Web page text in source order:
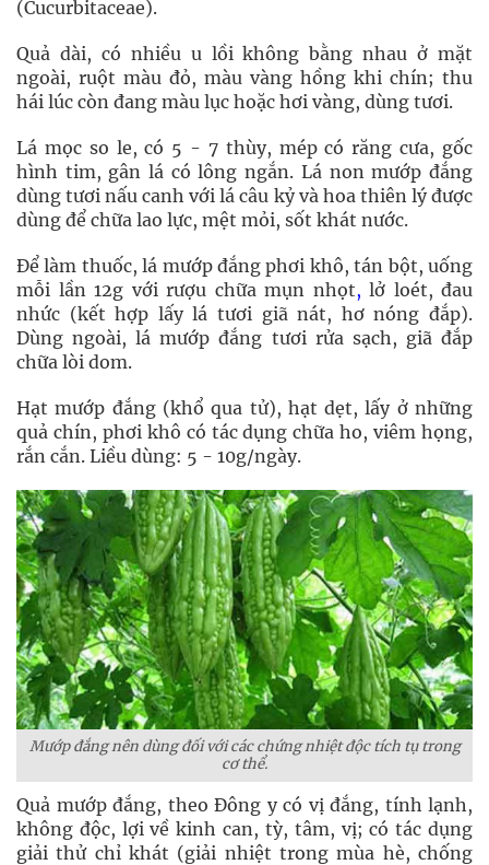
(Cucurbitaceae).
Quả dài, có nhiều u lồi không bằng nhau ở mặt
ngoài, ruột màu đỏ, màu vàng hồng khi chín; thu
hái lúc còn đang màu lục hoặc hơi vàng, dùng tươi.
Lá mọc so le, có 5 - 7 thùy, mép có răng cưa, gốc
hình tim, gân lá có lông ngắn. Lá non mướp đắng
dùng tươi nấu canh với lá câu kỷ và hoa thiên lý được
dùng để chữa lao lực, mệt mỏi, sốt khát nước.
Để làm thuốc, lá mướp đắng phơi khô, tán bột, uống
mỗi lần 12g với rượu chữa mụn nhọt, lở loét, đau
nhức (kết hợp lấy lá tươi giã nát, hơ nóng đắp).
Dùng ngoài, lá mướp đắng tươi rửa sạch, giã đắp
chữa lòi dom.
Hạt mướp đắng (khổ qua tử), hạt dẹt, lấy ở những
quả chín, phơi khô có tác dụng chữa ho, viêm họng,
rắn cắn. Liều dùng: 5 - 10g/ngày.
Mướp đắng nên dùng đối với các chứng nhiệt độc tích tụ trong
cơ thể.
Quả mướp đắng, theo Đông y có vị đắng, tính lạnh,
không độc, lợi về kinh can, tỳ, tâm, vị; có tác dụng
giải thử chỉ khát (giải nhiệt trong mùa hè, chống